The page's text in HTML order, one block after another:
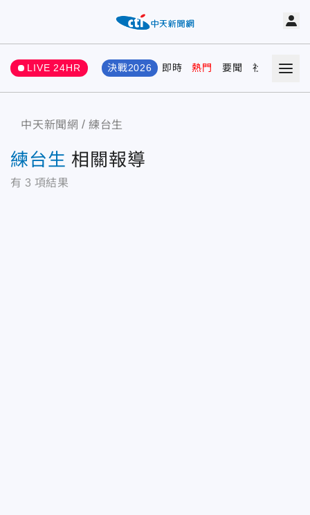
LIVE 24HR 決戰2026 即時 熱門 要聞 社會 娛樂
中天新聞網 練台生
練台生 相關報導
有 3 項結果